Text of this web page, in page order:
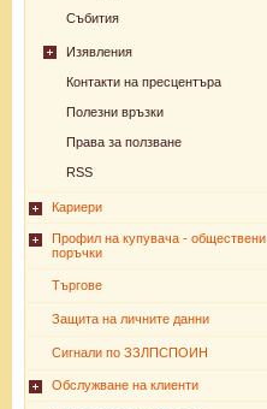
Събития
Изявления
Контакти на пресцентъра
Полезни връзки
Права за ползване
RSS
Кариери
Профил на купувача - обществени
поръчки
Търгове
Защита на личните данни
Сигнали по ЗЗЛПСПОИН
Обслужване на клиенти